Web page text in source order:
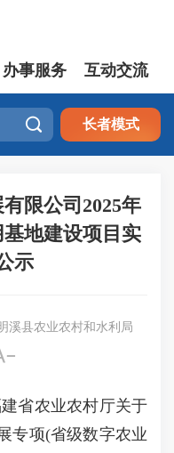
办事服务 互动交流
 长者模式
限公司2025年
地建设项目实
示
溪县农业农村和水利局
省农业农村厅关于
专项(省级数字农业